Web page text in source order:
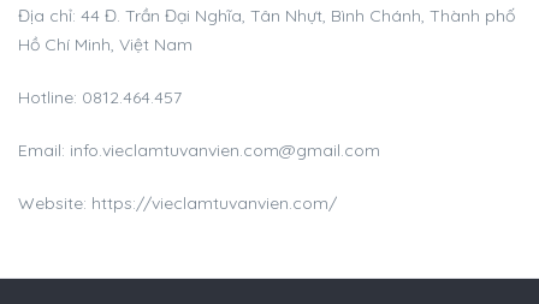
Địa chỉ: 44 Đ. Trần Đại Nghĩa, Tân Nhựt, Bình Chánh, Thành phố
Hồ Chí Minh, Việt Nam
Hotline: 0812.464.457
Email: info.vieclamtuvanvien.com@gmail.com
Website: https://vieclamtuvanvien.com/